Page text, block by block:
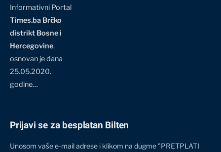
Informativni Portal
Times.ba Brčko
distrikt Bosne i
Hercegovine,
osnovan je dana
25.05.2020.
godine…
Prijavi se za besplatan Bilten
Unosom vaše e-mail adrese i klikom na dugme "PRETPLATI